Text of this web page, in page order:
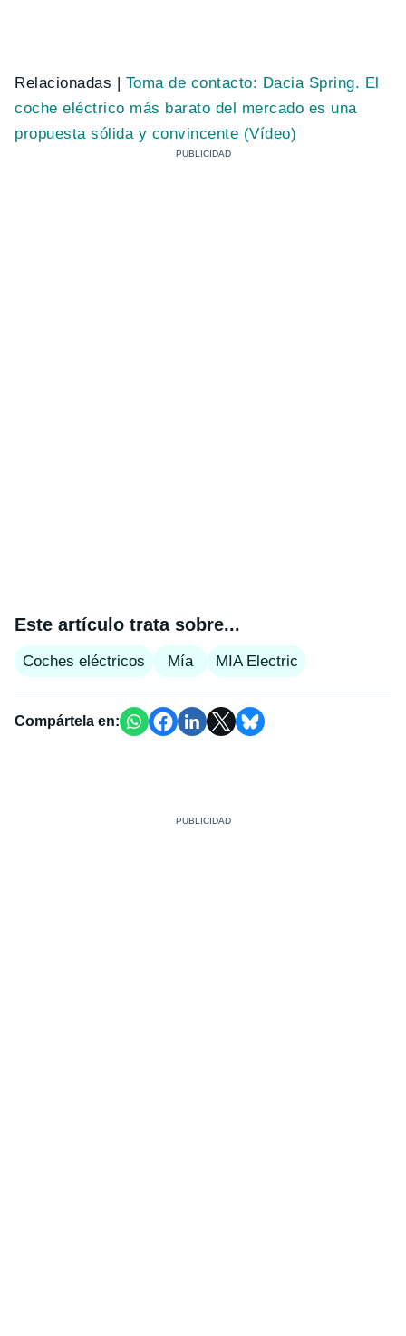
Relacionadas | Toma de contacto: Dacia Spring. El
coche eléctrico más barato del mercado es una
propuesta sólida y convincente (Vídeo)
Este artículo trata sobre...
Coches eléctricos Mía MIA Electric
Compártela en: